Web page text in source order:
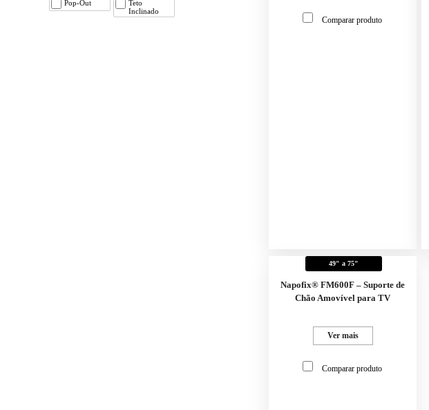
Pop-Out
Teto
Inclinado
Comparar produto
49" a 75"
Napofix® FM600F – Suporte de
Chão Amovível para TV
Ver mais
Comparar produto